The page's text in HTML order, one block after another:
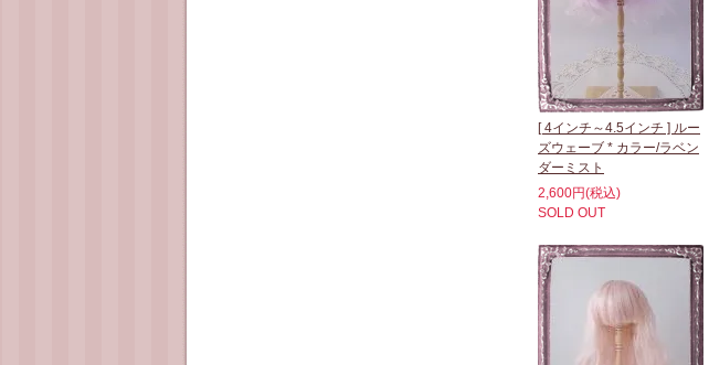
[ 4インチ～4.5インチ ] ルー
ズウェーブ * カラー/ラベン
ダーミスト
2,600円(税込)
SOLD OUT